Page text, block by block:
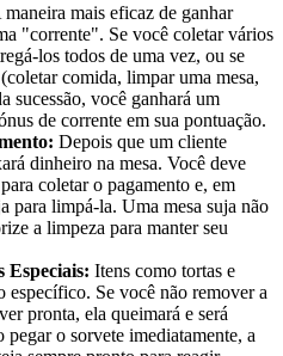
maneira mais eficaz de ganhar
"corrente". Se você coletar vários
los todos de uma vez, ou se
comida, limpar uma mesa,
sucessão, você ganhará um
de corrente em sua pontuação.
Depois que um cliente
dinheiro na mesa. Você deve
coletar o pagamento e, em
para limpá-la. Uma mesa suja não
a limpeza para manter seu
Especiais: Itens como tortas e
específico. Se você não remover a
pronta, ela queimará e será
pegar o sorvete imediatamente, a